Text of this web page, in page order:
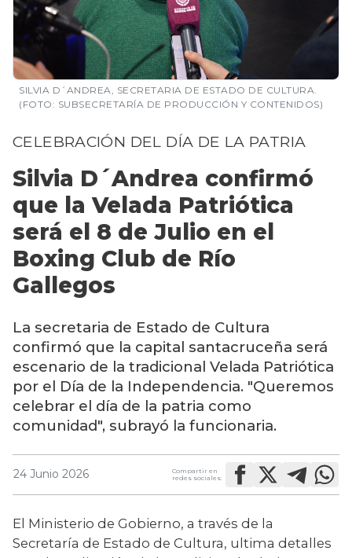
SILVIA D´ANDREA, SECRETARIA DE ESTADO DE CULTURA.
(FOTO: SUBSECRETARÍA DE PRODUCCIÓN Y CONTENIDOS)
CELEBRACIÓN DEL DÍA DE LA PATRIA
Silvia D´Andrea confirmó
que la Velada Patriótica
será el 8 de Julio en el
Boxing Club de Río
Gallegos
La secretaria de Estado de Cultura
confirmó que la capital santacruceña será
escenario de la tradicional Velada Patriótica
por el Día de la Independencia. "Queremos
celebrar el día de la patria como
comunidad", subrayó la funcionaria.
24 Junio 2026
Compartir en
redes sociales:
El Ministerio de Gobierno, a través de la
Secretaría de Estado de Cultura, ultima detalles